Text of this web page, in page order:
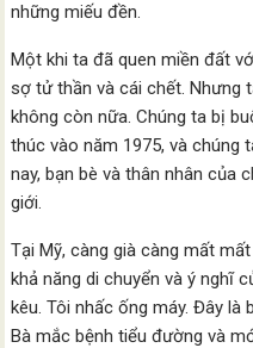
những miếu đền.
Một khi ta đã quen miền đất
sợ tử thần và cái chết. Nhưng
không còn nữa. Chúng ta bị
thúc vào năm 1975, và chúng
nay, bạn bè và thân nhân của
giới.
Tại Mỹ, càng già càng mất
khả năng di chuyển và ý nghĩ
kêu. Tôi nhấc ống máy. Đây
Bà mắc bệnh tiểu đường và